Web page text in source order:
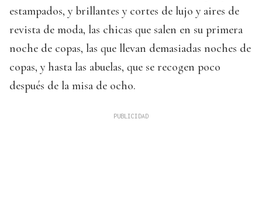
estampados, y brillantes y cortes de lujo y aires de
revista de moda, las chicas que salen en su primera
noche de copas, las que llevan demasiadas noches de
copas, y hasta las abuelas, que se recogen poco
después de la misa de ocho.